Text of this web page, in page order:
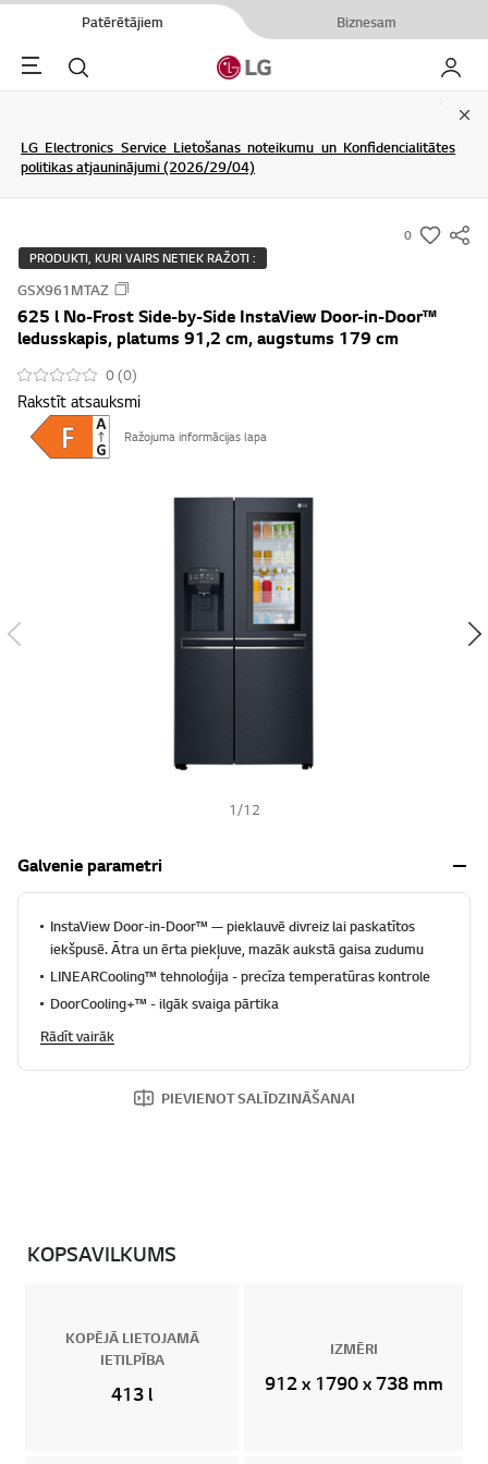
Patērētājiem Biznesam
Menu Meklēt Mans
LG Electronics Service Lietošanas noteikumu un Konfidencialitātes
politikas atjauninājumi (2026/29/04)
0
s
PRODUKTI, KURI VAIRS NETIEK RAŽOTI :
GSX961MTAZ
625 l No-Frost Side-by-Side InstaView Door-in-Door™
ledusskapis, platums 91,2 cm, augstums 179 cm
0 (0)
Rakstīt atsauksmi
Ražojuma informācijas lapa
1 /12
Galvenie parametri
InstaView Door-in-Door™️ — pieklauvē divreiz lai paskatītos
iekšpusē. Ātra un ērta piekļuve, mazāk aukstā gaisa zudumu
LINEARCooling™ tehnoloģija - precīza temperatūras kontrole
DoorCooling+™ - ilgāk svaiga pārtika
Rādīt vairāk
PIEVIENOT SALĪDZINĀŠANAI
KOPSAVILKUMS
KOPĒJĀ LIETOJAMĀ
IETILPĪBA
413 l
IZMĒRI
912 x 1790 x 738 mm